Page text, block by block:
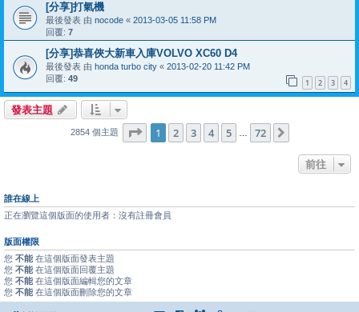
[分享]打氣機
最後發表 由 nocode « 2013-03-05 11:58 PM
回覆: 7
[分享]恭喜俠大新車入庫VOLVO XC60 D4
最後發表 由 honda turbo city « 2013-02-20 11:42 PM
回覆: 49 1 2 3 4
發表主題
2854 個主題 第 1 頁 (共72 頁)
1 2 3 4 5 72
前往
誰在線上
正在瀏覽這個版面的使用者：沒有註冊會員
版面權限
您 不能 在這個版面發表主題
您 不能 在這個版面回覆主題
您 不能 在這個版面編輯您的文章
您 不能 在這個版面刪除您的文章